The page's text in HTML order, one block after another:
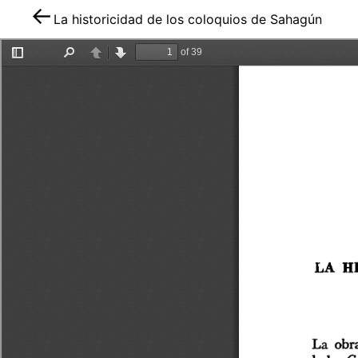
La historicidad de los coloquios de Sahagún